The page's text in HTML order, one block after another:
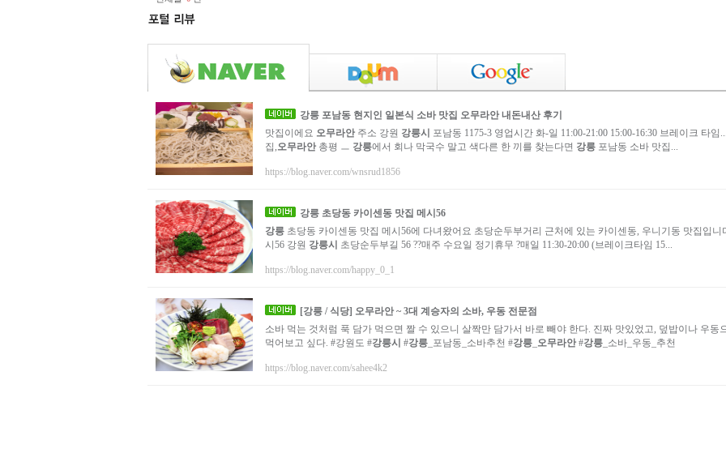
강릉 포남동 현지인 일본식 소바 맛집 오무라안 내돈내산 후기
맛집이에요 오무라안 주소 강원 강릉시 포남동 1175-3 영업시간 화-일 11:00-21:00 15:00-16:30 브레이크 타임
집,오무라안 총평 ㅡ 강릉에서 회나 막국수 말고 색다른 한 끼를 찾는다면 강릉 포남동 소바 맛집...
https://blog.naver.com/wnsrud1856
강릉 초당동 카이센동 맛집 메시56
강릉 초당동 카이센동 맛집 메시56에 다녀왔어요 초당순두부거리 근처에 있는 카이센동, 우니기동 맛집입니
시56 강원 강릉시 초당순두부길 56 ??매주 수요일 정기휴무 ?매일 11:30-20:00 (브레이크타임 15...
https://blog.naver.com/happy_0_1
[강릉 / 식당] 오무라안 ~ 3대 계승자의 소바, 우동 전문점
소바 먹는 것처럼 푹 담가 먹으면 짤 수 있으니 살짝만 담가서 바로 빼야 한다. 진짜 맛있었고, 덮밥이나 우동
먹어보고 싶다. #강원도 #강릉시 #강릉 _포남동_소바추천 #강릉 오무라안 #강릉 _소바_우동_추천
https://blog.naver.com/sahee4k2